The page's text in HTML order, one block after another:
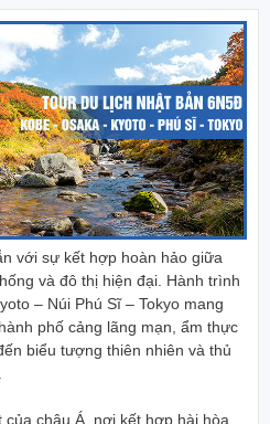
với sự kết hợp hoàn hảo giữa
và đô thị hiện đại. Hành trình
– Núi Phú Sĩ– Tokyo mang
phố cảng lãng mạn, ẩm thực
biểu tượng thiên nhiên và thủ
của châu Á, nơi kết hợp hài hòa